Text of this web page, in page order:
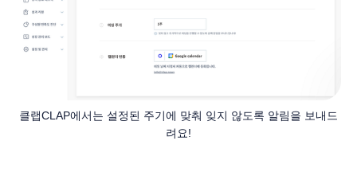
클랩CLAP에서는 설정된 주기에 맞춰 잊지 않도록 알림을 보내드
려요!